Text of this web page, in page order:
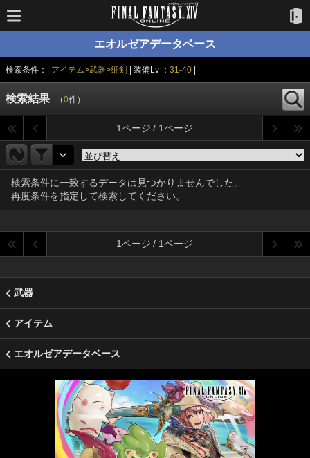
エオルゼアデータベース
検索条件：| アイテム>武器>細剣 | 装備Lv ： 31-40|
検索結果 （0件）
1ページ / 1ページ
検索条件に一致するデータは見つかりませんでした。
再度条件を指定して検索してください。
1ページ / 1ページ
武器
アイテム
エオルゼアデータベース